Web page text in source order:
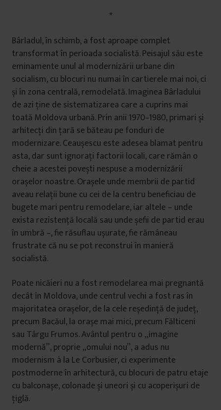
*
Bârladul, în schimb, a fost aproape complet
transformat în perioada socialistă. Peisajul său este
eminamente unul al modernizării urbane din
socialism, cu blocuri nu numai în cartierele mai noi, ci
și în zona centrală, remodelată. Imaginea Bârladului
de azi ține de sistematizarea care a cuprins mai
toată Moldova urbană. Prin anii 1970–1980, primari și
arhitecți din țară se băteau pe fonduri de
modernizare. Ceaușescu este adesea blamat pentru
asta, dar sunt ignorați factorii locali, care rămân o
cheie a acestei povești nespuse a modernizării
orașelor noastre. Orașele unde membrii de partid
aveau relații bune cu cei de la centru beneficiau de
bugete mari pentru remodelare, iar altele – unde
exista rezistență locală sau unde șefii de partid erau
în umbră –, fie răsuflau ușurate, fie rămâneau
frustrate că nu se pot reconstrui în manieră
socialistă.
Poate nicăieri nu a fost remodelarea mai pregnantă
decât în Moldova, unde centrul vechi a fost ras în
majoritatea orașelor, de la cele reședință de județ,
precum Bacăul, la orașe mai mici, precum Fălticeni
sau Târgu Frumos. Avântul pentru o „imagine
modernă”, proprie „omului nou”, a adus nu
modernism à la Le Corbusier, ci experimente
postmoderne în arhitectură, cu blocuri de patru etaje
cu balconașe, colonade și uneori și cu acoperișuri de
țiglă.